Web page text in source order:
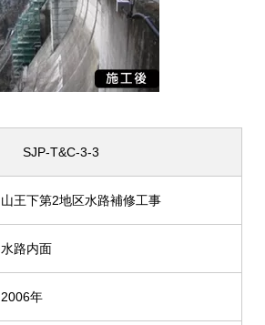
SJP-T&C-3-3
山王下第2地区水路補修工事
水路内面
2006年